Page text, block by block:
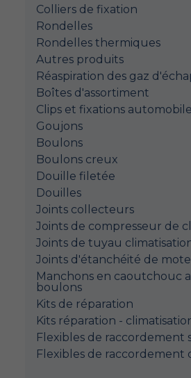
Colliers de fixation
Rondelles
Rondelles thermiques
Autres produits
Réaspiration des gaz
Boîtes d'assortiment
Clips et fixations
Goujons
Boulons
Boulons creux
Douille filetée
Douilles
Joints collecteurs
Joints de compresseur de
Joints de tuyau
Joints d'étanchéité de
Manchons en caoutchouc
boulons
Kits de réparation
Kits réparation -
Flexibles de raccordement
Flexibles de raccordement